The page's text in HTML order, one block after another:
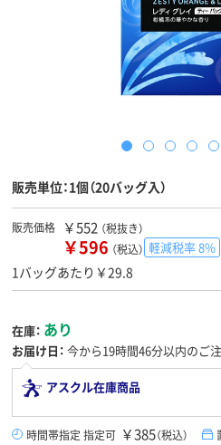
販売単位：1個（20バッグ入）
販売価格 ￥552 （税抜き）
￥596 （税込） 軽減税率 8%
1バッグあたり￥29.8
在庫： あり
お届け日： 今から19時間46分以内のご注
アスクル在庫商品
時間帯指定 指定可 ￥385（税込）